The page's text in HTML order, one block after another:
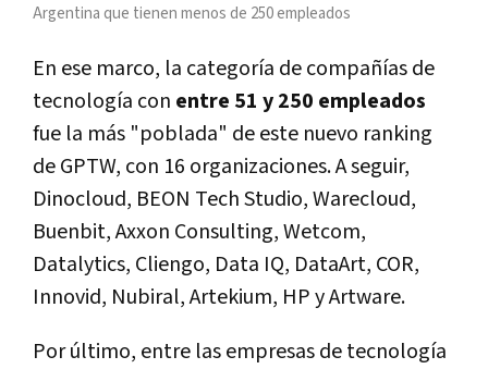
Argentina que tienen menos de 250 empleados
En ese marco, la categoría de compañías de
tecnología con entre 51 y 250 empleados
fue la más "poblada" de este nuevo ranking
de GPTW, con 16 organizaciones. A seguir,
Dinocloud, BEON Tech Studio, Warecloud,
Buenbit, Axxon Consulting, Wetcom,
Datalytics, Cliengo, Data IQ, DataArt, COR,
Innovid, Nubiral, Artekium, HP y Artware.
Por último, entre las empresas de tecnología